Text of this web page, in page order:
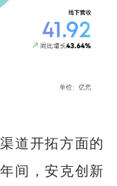
道开拓方面的
间，安克创新